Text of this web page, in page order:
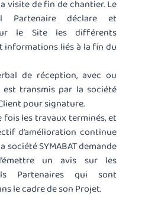
visite de fin de chantier. Le
Partenaire déclare et
le Site les différents
informations liés à la fin du
de réception, avec ou
est transmis par la société
pour signature.
fois les travaux terminés, et
d’amélioration continue
société SYMABAT demande
un avis sur les
Partenaires qui sont
le cadre de son Projet.